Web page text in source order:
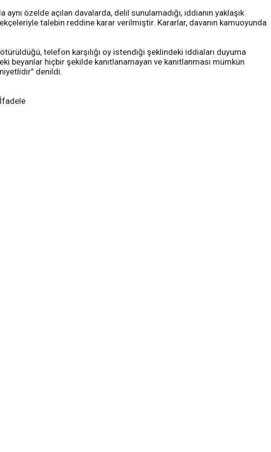
özelde açılan davalarda, delil sunulamadığı, iddianın yaklaşık
talebin reddine karar verilmiştir. Kararlar, davanın kamuoyunda
telefon karşılığı oy istendiği şeklindeki iddiaları duyuma
beyanlar hiçbir şekilde kanıtlanamayan ve kanıtlanması mümkün
denildi.